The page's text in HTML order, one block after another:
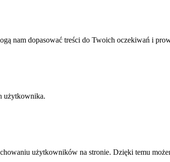
nam dopasować treści do Twoich oczekiwań i
użytkownika.
użytkowników na stronie. Dzięki temu